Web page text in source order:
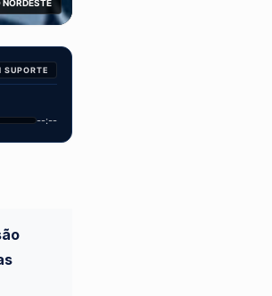
SUPORTE
--:--